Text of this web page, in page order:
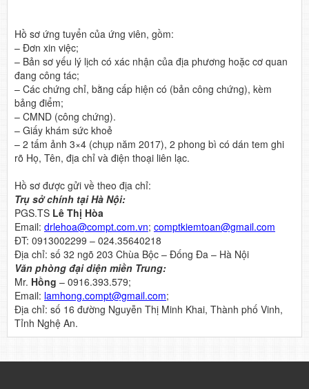
Hồ sơ ứng tuyển của ứng viên, gồm:
– Đơn xin việc;
– Bản sơ yếu lý lịch có xác nhận của địa phương hoặc cơ quan
đang công tác;
– Các chứng chỉ, bằng cấp hiện có (bản công chứng), kèm
bảng điểm;
– CMND (công chứng).
– Giấy khám sức khoẻ
– 2 tấm ảnh 3×4 (chụp năm 2017), 2 phong bì có dán tem ghi
rõ Họ, Tên, địa chỉ và điện thoại liên lạc.
Hồ sơ được gửi về theo địa chỉ:
Trụ sở chính tại Hà Nội:
PGS.TS Lê Thị Hòa
Email: drlehoa@compt.com.vn; comptkiemtoan@gmail.com
ĐT: 0913002299 – 024.35640218
Địa chỉ: số 32 ngõ 203 Chùa Bộc – Đống Đa – Hà Nội
Văn phòng đại diện miền Trung:
Mr. Hồng – 0916.393.579;
Email: lamhong.compt@gmail.com;
Địa chỉ: số 16 đường Nguyễn Thị Minh Khai, Thành phố Vinh,
Tỉnh Nghệ An.